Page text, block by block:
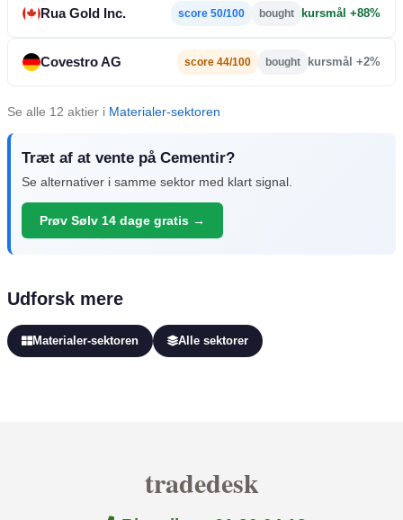
Rua Gold Inc. score 50/100 bought kursmål +88%
Covestro AG score 44/100 bought kursmål +2%
Se alle 12 aktier i Materialer-sektoren
Træt af at vente på Cementir?
Se alternativer i samme sektor med klart signal.
Prøv Sølv 14 dage gratis →
Udforsk mere
Materialer-sektoren Alle sektorer
tradedesk